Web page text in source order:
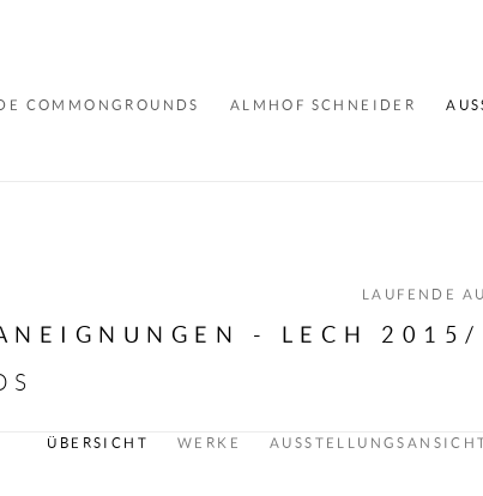
COMMONGROUNDS ALMHOF SCHNEIDER
LAUFENDE
- LECH
ÜBERSICHT WERKE